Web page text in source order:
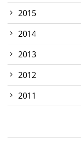
2015
2014
2013
2012
2011